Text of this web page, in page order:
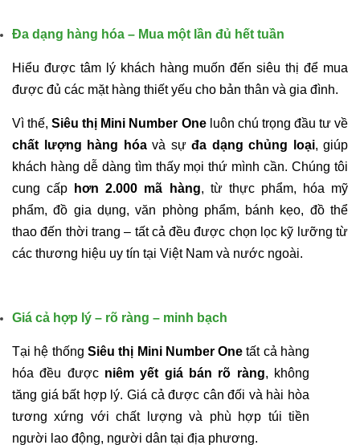
Đa dạng hàng hóa – Mua một lần đủ hết tuần
Hiểu được tâm lý khách hàng muốn đến siêu thị để mua
được đủ các mặt hàng thiết yếu cho bản thân và gia đình.
Vì thế,Siêu thị Mini Number Oneluôn chú trọng đầu tư về
chất lượng hàng hóavà sự đa dạng chủng loại, giúp
khách hàng dễ dàng tìm thấy mọi thứ mình cần. Chúng tôi
cung cấp
hơn 2.000 mã hàng, từ thực phẩm, hóa mỹ
phẩm, đồ gia dụng, văn phòng phẩm, bánh kẹo, đồ thể
thao đến thời trang – tất cả đều được chọn lọc kỹ lưỡng từ
các thương hiệu uy tín tại Việt Nam và nước ngoài.
Giá cả hợp lý – rõ ràng – minh bạch
Tại hệ thống Siêu thị Mini Number One tất cả hàng
hóa đều được niêm yết giá bán rõ ràng, không
tăng giá bất hợp lý. Giá cả được cân đối và hài hòa
tương xứng với chất lượng và phù hợp túi tiền
người lao động, người dân tại địa phương.